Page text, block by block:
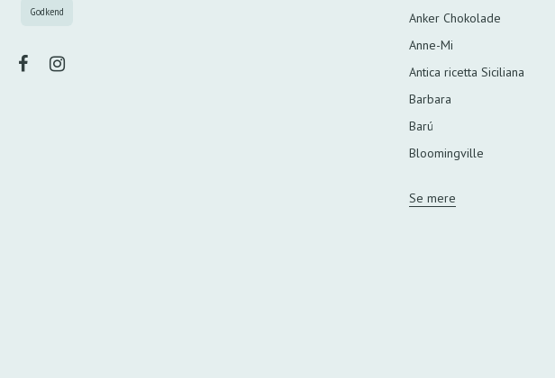
Anker Chokolade
Anne-Mi
Antica ricetta Siciliana
Barbara
Barú
Bloomingville
Se mere